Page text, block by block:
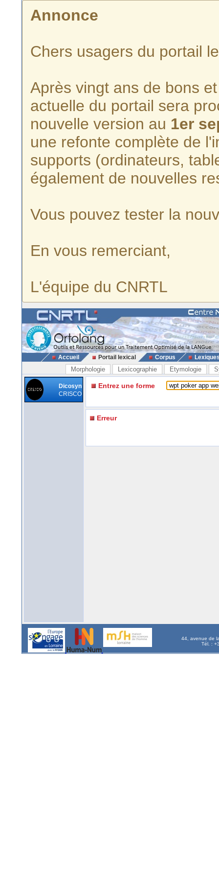
Annonce
Chers usagers du portail
Après vingt ans de bons
actuelle du portail sera
nouvelle version au 1er
une refonte complète de
supports (ordinateurs,
également de nouvelles
Vous pouvez tester la
En vous remerciant,
L'équipe du CNRTL
Accueil Portail lexical Corpus
Morphologie Lexicographie Etymologie
Dicosyn
CRISCO
Entrez une forme
Erreur
44, avenue de
Tél. :